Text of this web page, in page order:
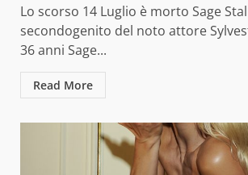
Lo scorso 14 Luglio è morto Sage
secondogenito del noto attore
36 anni Sage...
Read More